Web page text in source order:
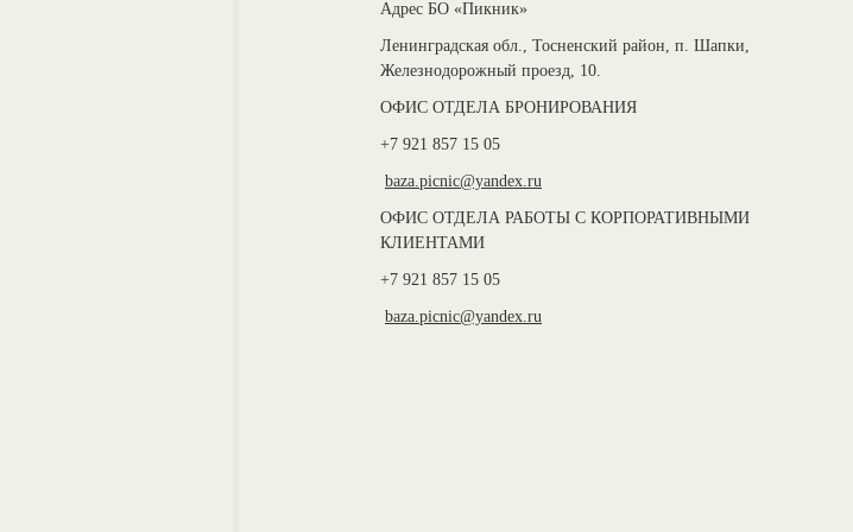
Адрес БО «Пикник»
Ленинградская обл., Тосненский район, п. Шапки,
Железнодорожный проезд, 10.
ОФИС ОТДЕЛА БРОНИРОВАНИЯ
+7 921 857 15 05
baza.picnic@yandex.ru
ОФИС ОТДЕЛА РАБОТЫ С КОРПОРАТИВНЫМИ
КЛИЕНТАМИ
+7 921 857 15 05
baza.picnic@yandex.ru